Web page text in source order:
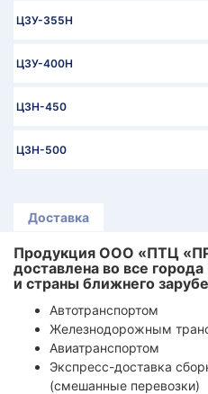
Ц3У-355Н
Ц3У-400Н
Ц3Н-450
Ц3Н-500
Доставка
Продукция ООО «ПТЦ
доставлена во все
и страны ближнего
Автотранспортом
Железнодорожным
Авиатранспортом
Экспресс-доставка
(смешанные перевозки)